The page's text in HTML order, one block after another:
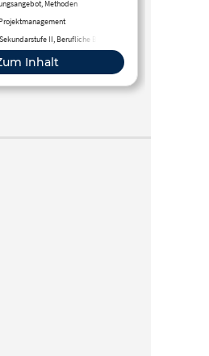
Methoden
Projektmanagement
II, Berufliche Bildung
Inhalt